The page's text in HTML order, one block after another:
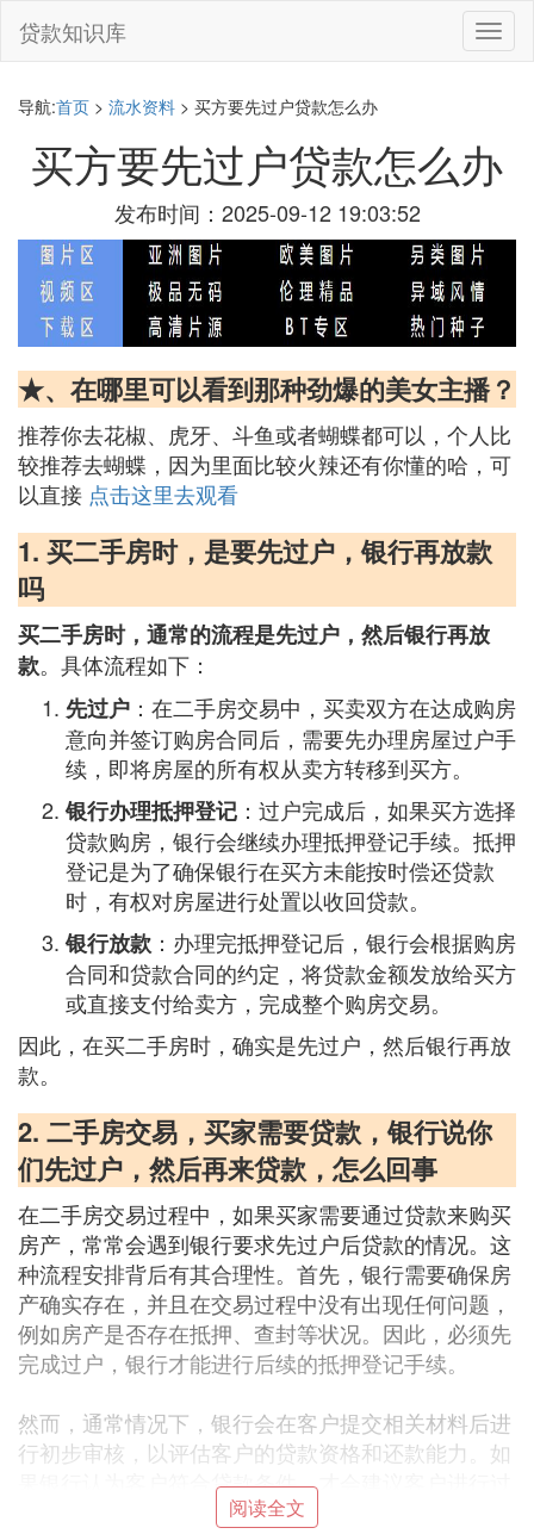
切
换
贷款知识库
导航:首页 > 流水资料 > 买方要先过户贷款怎么办
买方要先过户贷款怎么办
发布时间：2025-09-12 19:03:52
★、在哪里可以看到那种劲爆的美女主播？
推荐你去花椒、虎牙、斗鱼或者蝴蝶都可以，个人比
较推荐去蝴蝶，因为里面比较火辣还有你懂的哈，可
以直接 点击这里去观看
1. 买二手房时，是要先过户，银行再放款
吗
买二手房时，通常的流程是先过户，然后银行再放
款。具体流程如下：
先过户 ：在二手房交易中，买卖双方在达成购房
意向并签订购房合同后，需要先办理房屋过户手
续，即将房屋的所有权从卖方转移到买方。
银行办理抵押登记 ：过户完成后，如果买方选择
贷款购房，银行会继续办理抵押登记手续。抵押
登记是为了确保银行在买方未能按时偿还贷款
时，有权对房屋进行处置以收回贷款。
银行放款 ：办理完抵押登记后，银行会根据购房
合同和贷款合同的约定，将贷款金额发放给买方
或直接支付给卖方，完成整个购房交易。
因此，在买二手房时，确实是先过户，然后银行再放
款。
2. 二手房交易，买家需要贷款，银行说你
们先过户，然后再来贷款，怎么回事
在二手房交易过程中，如果买家需要通过贷款来购买
房产，常常会遇到银行要求先过户后贷款的情况。这
种流程安排背后有其合理性。首先，银行需要确保房
产确实存在，并且在交易过程中没有出现任何问题，
例如房产是否存在抵押、查封等状况。因此，必须先
完成过户，银行才能进行后续的抵押登记手续。
然而，通常情况下，银行会在客户提交相关材料后进
行初步审核，以评估客户的贷款资格和还款能力。如
果银行认为客户符合贷款条件，才会建议客户进行过
户。这样做可以避免交易过程中的风险，确保贷款发
阅读全文